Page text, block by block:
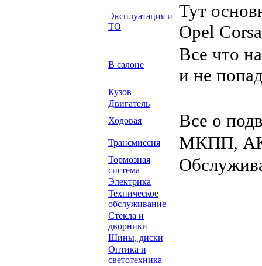
Эксплуатация и
ТО
Тут
Opel Corsa
В салоне
Все что
и не
Кузов
Двигатель
Ходовая
Все о
Трансмиссия МКПП,
Тормозная
система
Электрика
Техническое
обслуживание
Стекла и
дворники
Шины, диски
Оптика и
светотехника